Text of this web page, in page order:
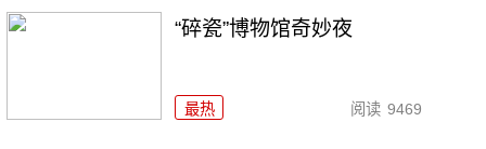
“碎瓷”博物馆奇妙夜
最热 阅读 9469